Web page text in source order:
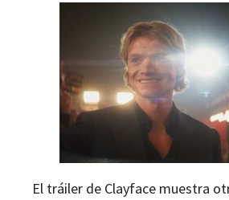
El tráiler de Clayface muestra